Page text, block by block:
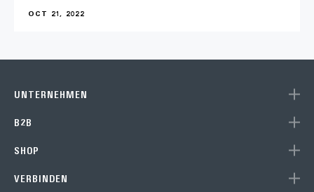
OCT 21, 2022
UNTERNEHMEN
B2B
SHOP
VERBINDEN